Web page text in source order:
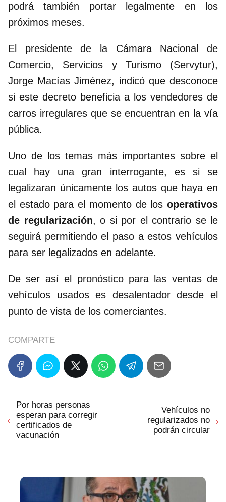
podrá también portar legalmente en los
próximos meses.
El presidente de la Cámara Nacional de
Comercio, Servicios y Turismo (Servytur),
Jorge Macías Jiménez, indicó que desconoce
si este decreto beneficia a los vendedores de
carros irregulares que se encuentran en la vía
pública.
Uno de los temas más importantes sobre el
cual hay una gran interrogante, es si se
legalizaran únicamente los autos que haya en
el estado para el momento de los operativos
de regularización, o si por el contrario se le
seguirá permitiendo el paso a estos vehículos
para ser legalizados en adelante.
De ser así el pronóstico para las ventas de
vehículos usados es desalentador desde el
punto de vista de los comerciantes.
COMPARTE
Por horas personas
esperan para corregir
certificados de
vacunación
Vehículos no
regularizados no
podrán circular